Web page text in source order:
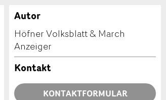
Autor
Höfner Volksblatt & March
Anzeiger
Kontakt
KONTAKTFORMULAR